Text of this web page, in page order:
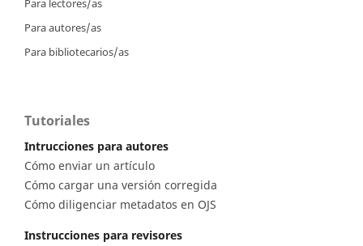
Para lectores/as
Para autores/as
Para bibliotecarios/as
Tutoriales
Intrucciones para autores
Cómo enviar un artículo
Cómo cargar una versión corregida
Cómo diligenciar metadatos en OJS
Instrucciones para revisores